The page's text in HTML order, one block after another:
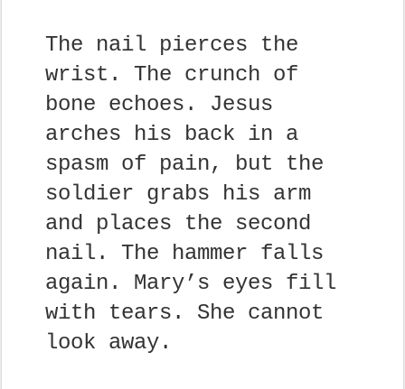
The nail pierces the
wrist. The crunch of
bone echoes. Jesus
arches his back in a
spasm of pain, but the
soldier grabs his arm
and places the second
nail. The hammer falls
again. Mary’s eyes fill
with tears. She cannot
look away.